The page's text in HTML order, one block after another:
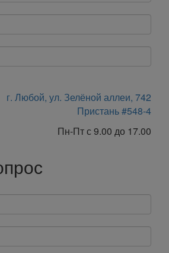
г. Любой, ул. Зелёной аллеи, 742
Пристань #548-4
Пн-Пт с 9.00 до 17.00